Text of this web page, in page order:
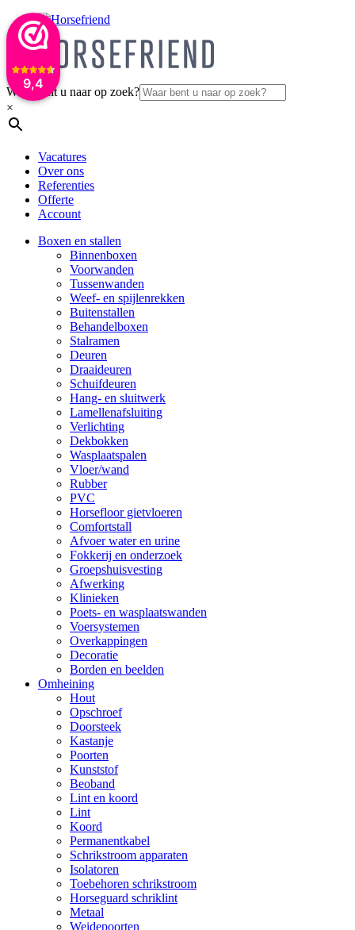
9,4
Waar bent u naar op zoek?
×
Vacatures
Over ons
Referenties
Offerte
Account
Boxen en stallen
Binnenboxen
Voorwanden
Tussenwanden
Weef- en spijlenrekken
Buitenstallen
Behandelboxen
Stalramen
Deuren
Draaideuren
Schuifdeuren
Hang- en sluitwerk
Lamellenafsluiting
Verlichting
Dekbokken
Wasplaatspalen
Vloer/wand
Rubber
PVC
Horsefloor gietvloeren
Comfortstall
Afvoer water en urine
Fokkerij en onderzoek
Groepshuisvesting
Afwerking
Klinieken
Poets- en wasplaatswanden
Voersystemen
Overkappingen
Decoratie
Borden en beelden
Omheining
Hout
Opschroef
Doorsteek
Kastanje
Poorten
Kunststof
Beoband
Lint en koord
Lint
Koord
Permanentkabel
Schrikstroom apparaten
Isolatoren
Toebehoren schrikstroom
Horseguard schriklint
Metaal
Weidepoorten